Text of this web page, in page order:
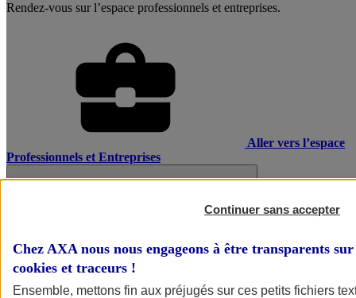
Rendez-vous sur l’espace professionnels et entreprises.
Aller vers l’espace
Professionnels et Entreprises
Continuer sans accepter
Chez AXA nous nous engageons à être transparents
cookies et traceurs !
Ensemble, mettons fin aux préjugés sur ces petits fichiers